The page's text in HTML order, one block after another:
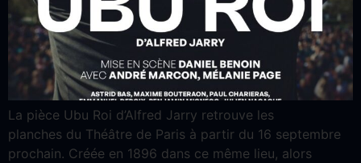
La pièce Ubu Roi d’Alfred Jarry retrouve les
planches du Théâtre de Paris à partir du 16 septembre
prochain. Créée en 1896 dans ce même lieu, alors